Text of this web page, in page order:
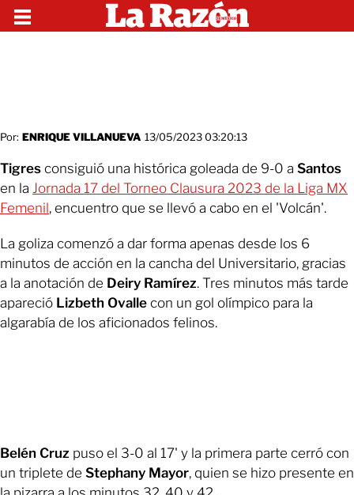
Por: ENRIQUE VILLANUEVA 13/05/2023 03:20:13
Tigres consiguió una histórica goleada de 9-0 a Santos
en la Jornada 17 del Torneo Clausura 2023 de la Liga MX
Femenil, encuentro que se llevó a cabo en el 'Volcán'.
La goliza comenzó a dar forma apenas desde los 6
minutos de acción en la cancha del Universitario, gracias
a la anotación de Deiry Ramírez. Tres minutos más tarde
apareció Lizbeth Ovalle con un gol olímpico para la
algarabía de los aficionados felinos.
Belén Cruz puso el 3-0 al 17' y la primera parte cerró con
un triplete de Stephany Mayor, quien se hizo presente en